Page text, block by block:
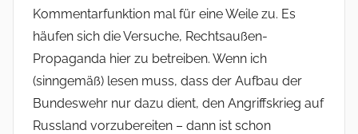
Kommentarfunktion mal für eine Weile zu. Es
häufen sich die Versuche, Rechtsaußen-
Propaganda hier zu betreiben. Wenn ich
(sinngemäß) lesen muss, dass der Aufbau der
Bundeswehr nur dazu dient, den Angriffskrieg auf
Russland vorzubereiten – dann ist schon